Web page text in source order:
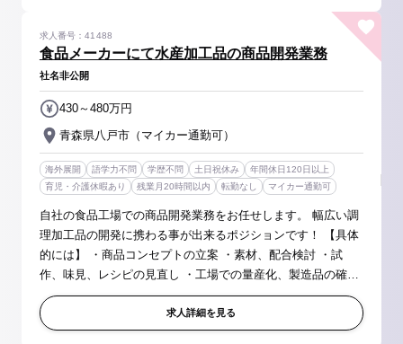
食品メーカーにて水産加工品の商品開発業務
求人番号：41488
社名非公開
青森県八戸市（マイカー通勤可）
430～480万円
海外展開 語学力不問 学歴不問 土日祝休み
年間休日120日以上
育児・介護休暇あり
残業月20時間以内 転勤なし マイカー通勤可
自社の食品工場での商品開発業務をお任せします。 幅広い調
理加工品の開発に携わる事が出来るポジションです！ 【具体
的には】 ・商品コンセプトの立案 ・素材、配合検討 ・試
作、味見、レシピの見直し ・工場での量産化、製造品の確認
・その他、マネジメント業務（メンバー管理、経費管理、開
発進捗管理など...
求人詳細を見る